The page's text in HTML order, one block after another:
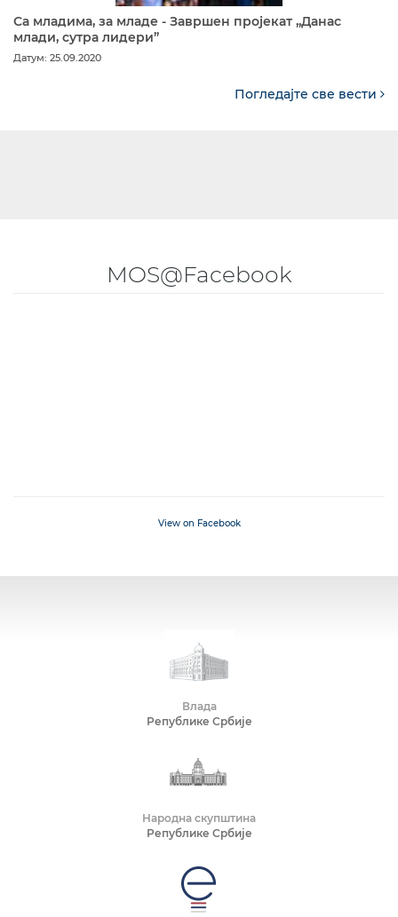
Са младима, за младе - Завршен пројекат „Данас
млади, сутра лидери”
Датум: 25.09.2020
Погледајте све вести
MOS@Facebook
View on Facebook
Влада
Републике Србије
Народна скупштина
Републике Србије